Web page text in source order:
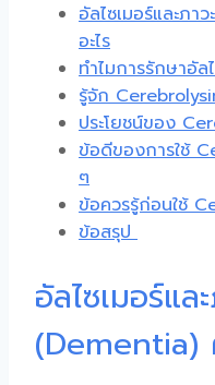
อัลไซเมอร์และภ
อะไร
ทำไมการรักษาอัล
รู้จัก
ประโยชน์ของ
ข้อดีของการใช้
ๆ
ข้อควรรู้ก่อนใช้
ข้อสรุป
อัลไซเมอร์แล
(Dementia)